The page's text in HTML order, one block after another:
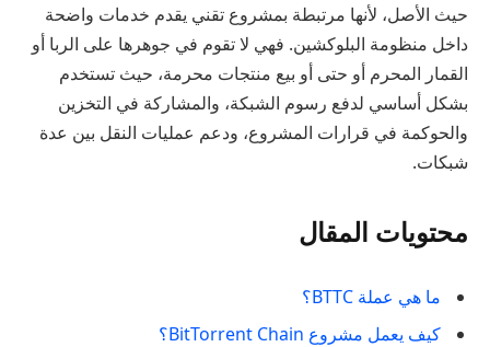
حيث الأصل، لأنها مرتبطة بمشروع تقني يقدم خدمات واضحة
داخل منظومة البلوكشين. فهي لا تقوم في جوهرها على الربا أو
القمار المحرم أو حتى أو بيع منتجات محرمة، حيث تستخدم
بشكل أساسي لدفع رسوم الشبكة، والمشاركة في التخزين
والحوكمة في قرارات المشروع، ودعم عمليات النقل بين عدة
شبكات.
محتويات المقال
ما هي عملة BTTC؟
كيف يعمل مشروع BitTorrent Chain؟